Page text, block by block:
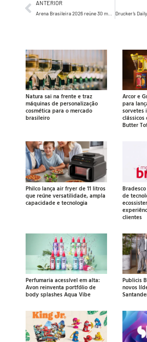
ANTERIOR
Natura sai na frente e traz
máquinas de personalização
cosmética para o mercado
brasileiro
Arcor e
para
sorvetes
clássicos
Butter
Philco lança air fryer de 11 litros
que reúne versatilidade, ampla
capacidade e tecnologia
de
clientes
Perfumaria acessível em alta:
Avon reinventa portfólio de
body splashes Aqua Vibe
Publicis
novos